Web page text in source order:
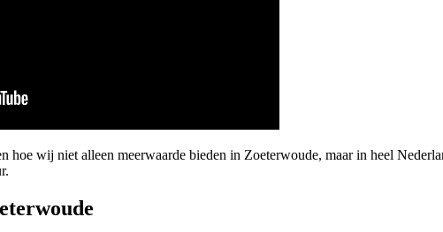
hoe wij niet alleen meerwaarde bieden in Zoeterwoude, maar in heel